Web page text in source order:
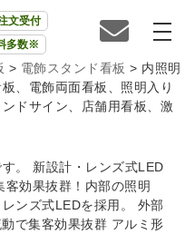
文受付
多数※
> 電飾スタンド看板 > 内照明
、電飾両面看板、照明入り
ドサイン、店舗用看板、激
。 新設計・レンズ式LED
効果抜群！内部の照明
ンズ式LEDを採用。 外部
で集客効果抜群 アルミ形